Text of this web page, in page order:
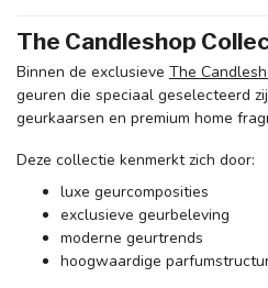
The Candleshop
Binnen de exclusieve The
geuren die speciaal geselecteerd
geurkaarsen en premium home
Deze collectie kenmerkt zich door:
luxe geurcomposities
exclusieve geurbeleving
moderne geurtrends
hoogwaardige